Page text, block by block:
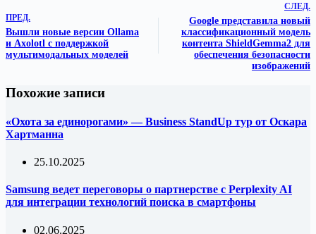
ПРЕД.
Вышли новые версии Ollama
и Axolotl с поддержкой
мультимодальных моделей
СЛЕД.
Google представила новый
классификационный модель
контента ShieldGemma2 для
обеспечения безопасности
изображений
Похожие записи
«Охота за единорогами» — Business StandUp тур от Оскара
Хартманна
25.10.2025
Samsung ведет переговоры о партнерстве с Perplexity AI
для интеграции технологий поиска в смартфоны
02.06.2025